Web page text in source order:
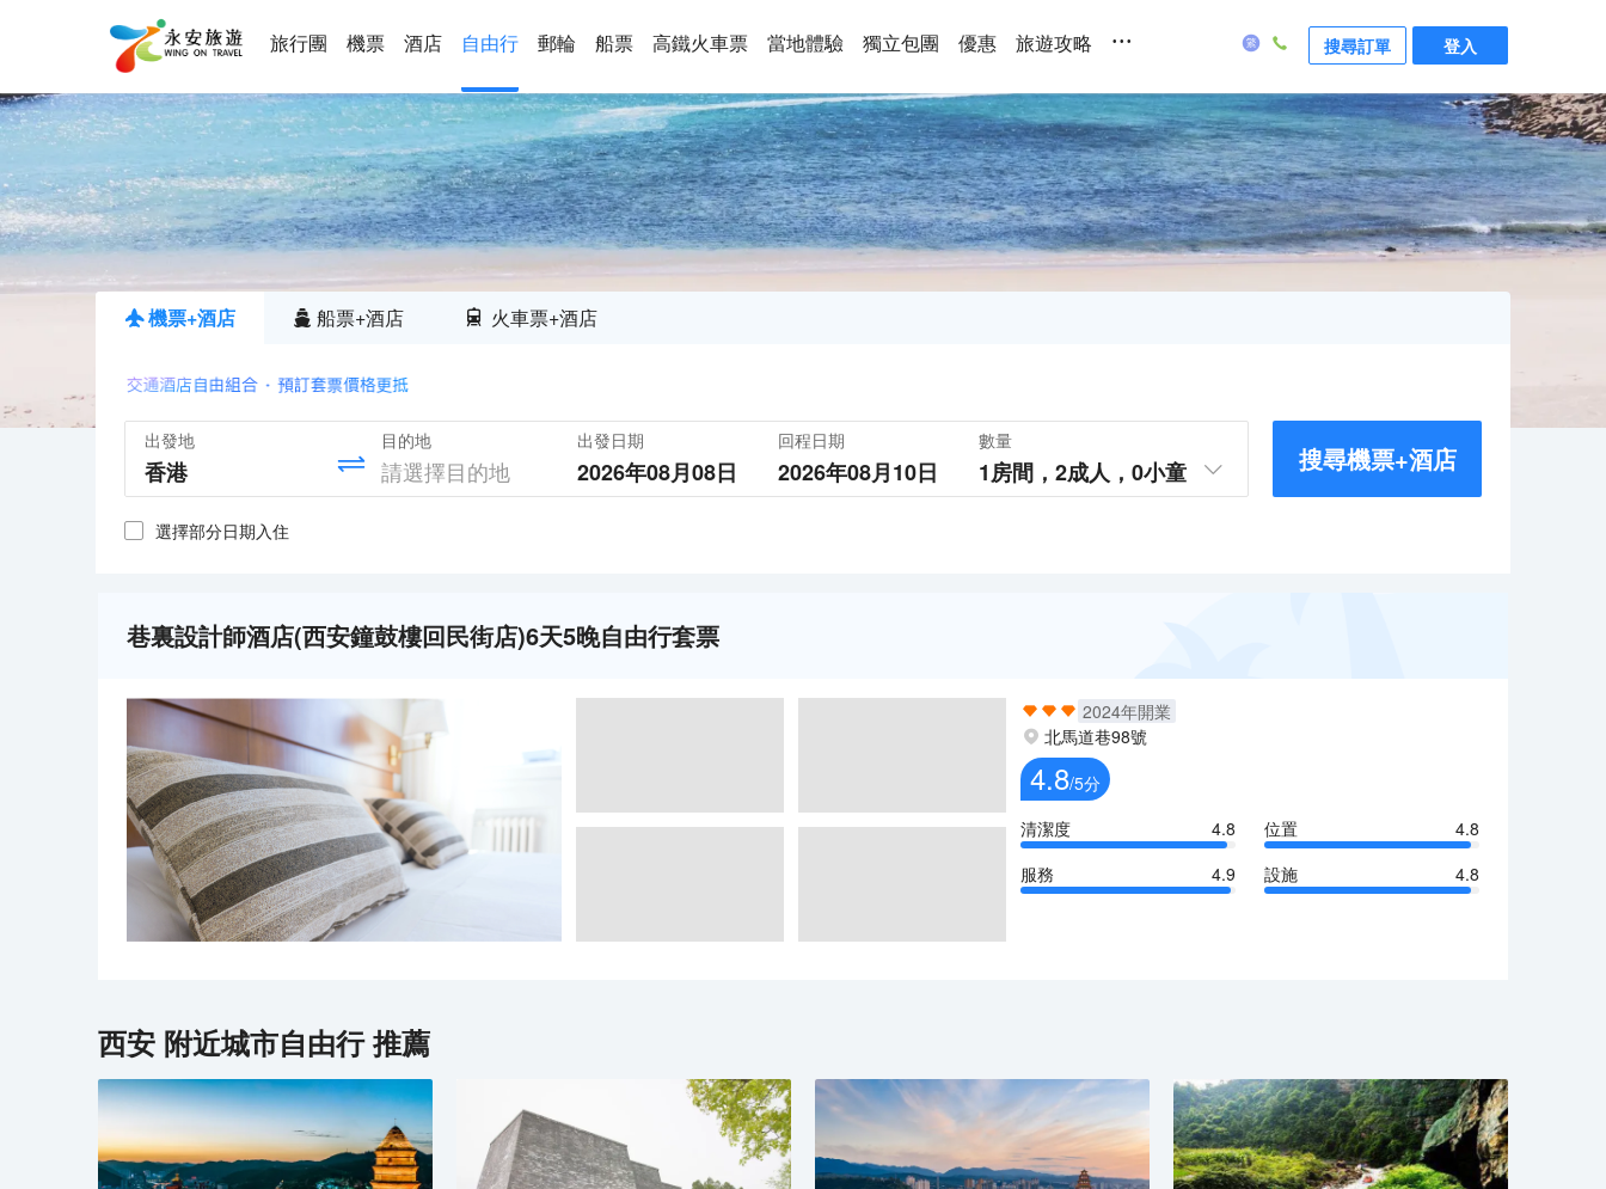
旅行團 機票 酒店 自由行 郵輪 船票 高鐵火車票 當地體驗 獨立包團 優惠 旅遊攻略 ... 搜尋訂單 登入
機票+酒店 船票+酒店 火車票+酒店
出發地 目的地 出發日期
2026年08月08日
回程日期
2026年08月10日
數量
1房間， 2成人， 0小童 搜尋機票+酒店
選擇部分日期入住
巷裏設計師酒店(西安鐘鼓樓回民街店)6天5晚自由行套票
2024年開業
北馬道巷98號
4.8/5分
清潔度
4.8 位置
4.8
服務
4.9 設施 4.8
西安 附近城市自由行 推薦